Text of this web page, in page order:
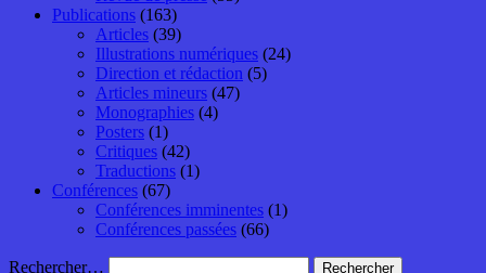
Publications (163)
Articles (39)
Illustrations numériques (24)
Direction et rédaction (5)
Articles mineurs (47)
Monographies (4)
Posters (1)
Critiques (42)
Traductions (1)
Conférences (67)
Conférences imminentes (1)
Conférences passées (66)
Rechercher…